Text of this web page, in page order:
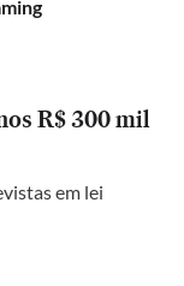
R$ 300 mil
em lei